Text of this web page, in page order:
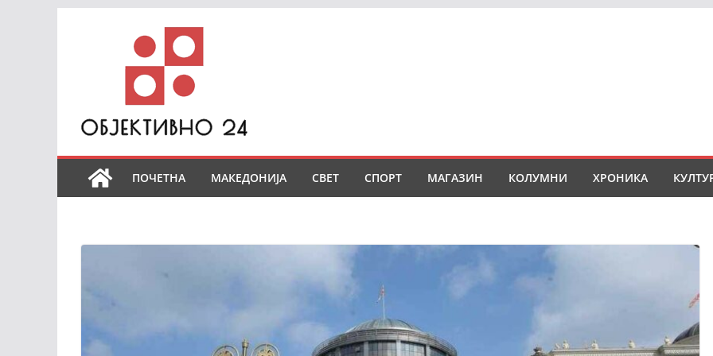
ПОЧЕТНА МАКЕДОНИЈА СВЕТ СПОРТ МАГАЗИН КОЛУМНИ ХРОНИКА